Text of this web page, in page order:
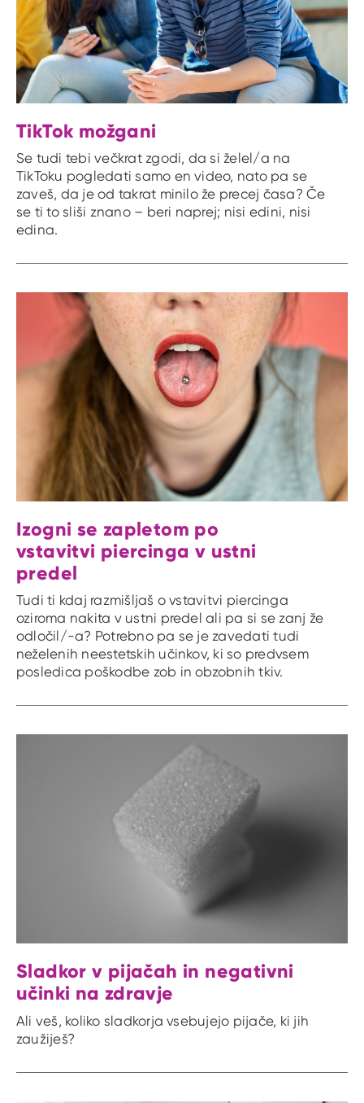
TikTok možgani
Se tudi tebi večkrat zgodi, da si želel/a na
TikToku pogledati samo en video, nato pa se
zaveš, da je od takrat minilo že precej časa? Če
se ti to sliši znano – beri naprej; nisi edini, nisi
edina.
Izogni se zapletom po
vstavitvi piercinga v ustni
predel
Tudi ti kdaj razmišljaš o vstavitvi piercinga
oziroma nakita v ustni predel ali pa si se zanj že
odločil/-a? Potrebno pa se je zavedati tudi
neželenih neestetskih učinkov, ki so predvsem
posledica poškodbe zob in obzobnih tkiv.
Sladkor v pijačah in negativni
učinki na zdravje
Ali veš, koliko sladkorja vsebujejo pijače, ki jih
zaužiješ?